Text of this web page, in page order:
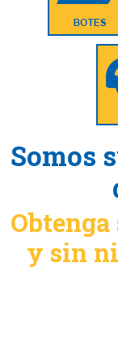
Somos
y sin